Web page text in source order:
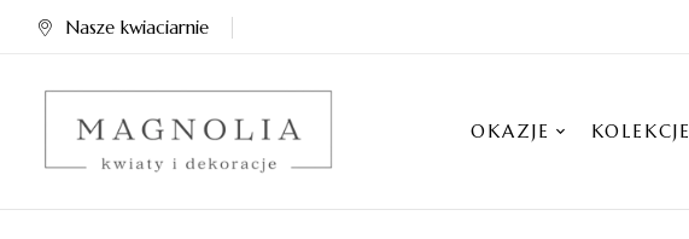
Nasze kwiaciarnie
OKAZJE KOLEKCJE